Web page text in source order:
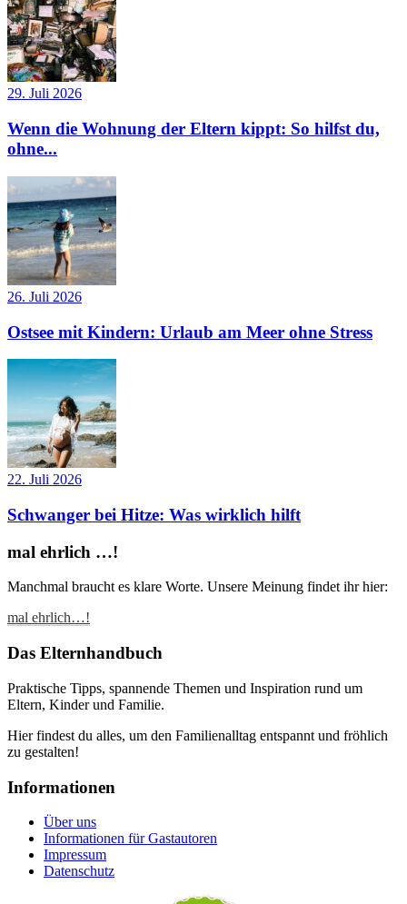
29. Juli 2026
Wenn die Wohnung der Eltern kippt: So hilfst du,
ohne...
26. Juli 2026
Ostsee mit Kindern: Urlaub am Meer ohne Stress
22. Juli 2026
Schwanger bei Hitze: Was wirklich hilft
mal ehrlich …!
Manchmal braucht es klare Worte. Unsere Meinung findet ihr hier:
mal ehrlich…!
Das Elternhandbuch
Praktische Tipps, spannende Themen und Inspiration rund um
Eltern, Kinder und Familie.
Hier findest du alles, um den Familienalltag entspannt und fröhlich
zu gestalten!
Informationen
Über uns
Informationen für Gastautoren
Impressum
Datenschutz